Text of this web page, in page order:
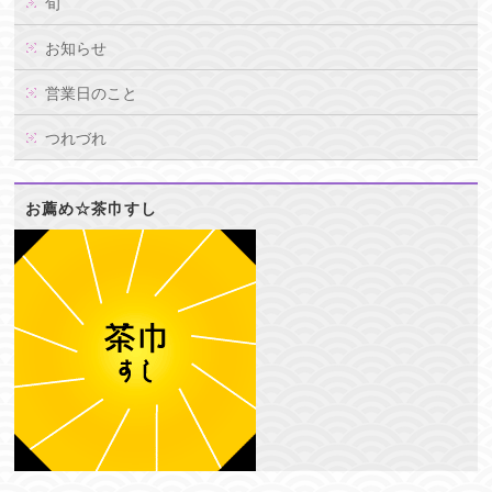
お知らせ
営業日のこと
つれづれ
お薦め☆茶巾すし